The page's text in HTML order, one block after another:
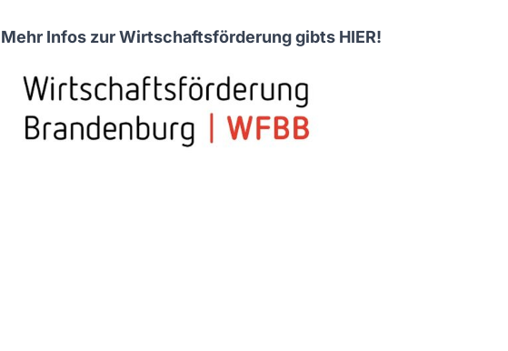
Mehr Infos zur Wirtschaftsförderung gibts HIER!